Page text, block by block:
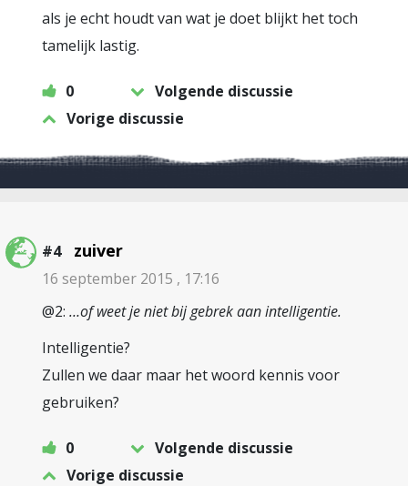
als je echt houdt van wat je doet blijkt het toch
tamelijk lastig.
0
Volgende discussie
Vorige discussie
#4 zuiver
16 september 2015 , 17:16
@2: …of weet je niet bij gebrek aan intelligentie.
Intelligentie?
Zullen we daar maar het woord kennis voor
gebruiken?
0
Volgende discussie
Vorige discussie